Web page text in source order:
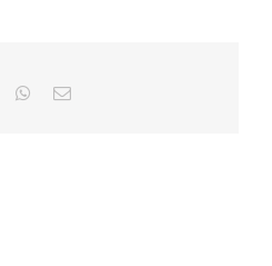
FacebookWhatsApp
E-